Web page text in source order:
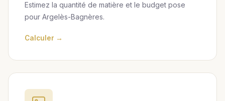
Estimez la quantité de matière et le budget pose
pour Argelès-Bagnères.
Calculer →